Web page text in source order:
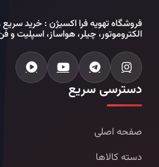
فروشگاه تهویه فرا اکسیژن : خرید
الکتروموتور، چیلر، هواساز، اسپلیت
دسترسی سریع
صفحه اصلی
دسته کالاها